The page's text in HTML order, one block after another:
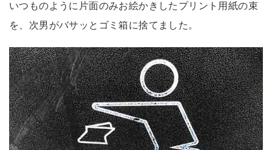
いつものように片面のみお絵かきしたプリント用紙の束
を、次男がバサッとゴミ箱に捨てました。